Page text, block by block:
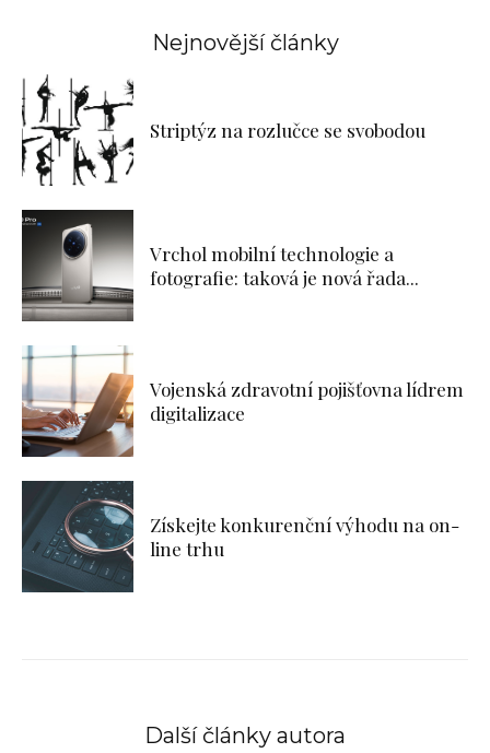
Nejnovější články
Striptýz na rozlučce se svobodou
Vrchol mobilní technologie a
fotografie: taková je nová řada...
Vojenská zdravotní pojišťovna lídrem
digitalizace
Získejte konkurenční výhodu na on-
line trhu
Další články autora